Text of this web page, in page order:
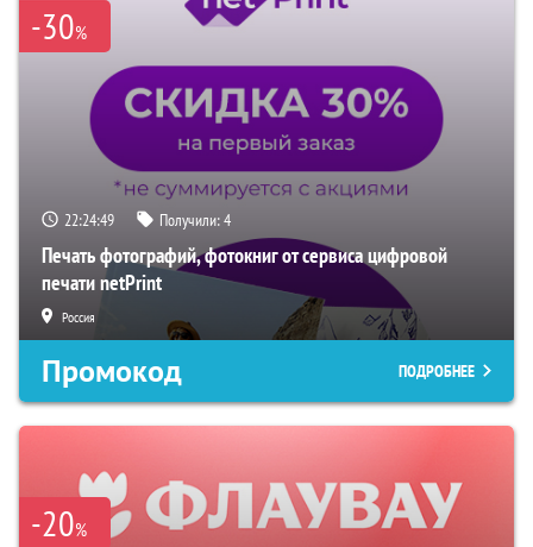
-30%
22:24:48 Получили:4
Печать фотографий, фотокниг от сервиса цифровой
печати netPrint
Россия
Промокод ПОДРОБНЕЕ
-20%